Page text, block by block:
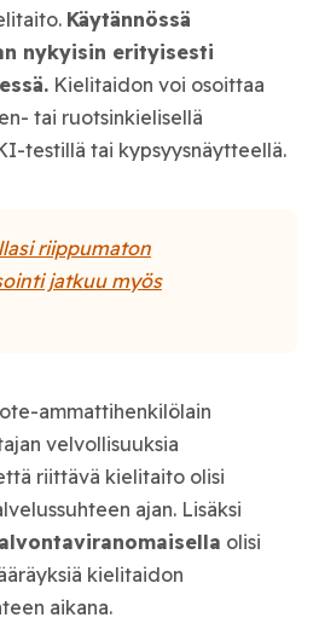
Käytännössä
nykyisin erityisesti
Kielitaidon voi osoittaa
tai ruotsinkielisellä
testillä tai kypsyysnäytteellä.
riippumaton
jatkuu myös
ammattihenkilölain
velvollisuuksia
riittävä kielitaito olisi
ajan. Lisäksi
olisi
kielitaidon
aikana.